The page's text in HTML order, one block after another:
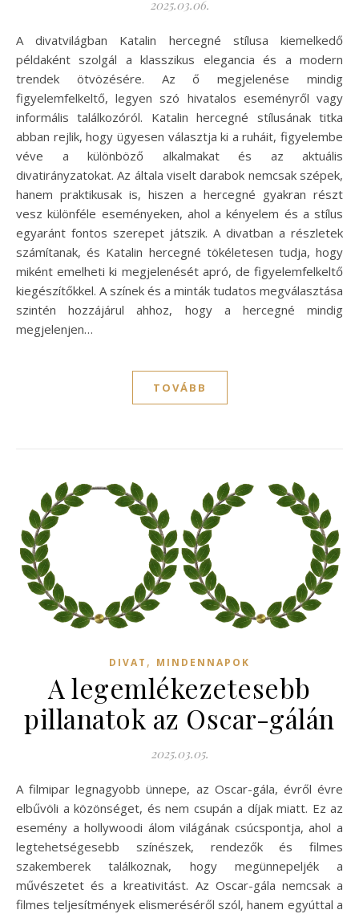
2025.03.06.
A divatvilágban Katalin hercegné stílusa kiemelkedő
példaként szolgál a klasszikus elegancia és a modern
trendek ötvözésére. Az ő megjelenése mindig
figyelemfelkeltő, legyen szó hivatalos eseményről vagy
informális találkozóról. Katalin hercegné stílusának titka
abban rejlik, hogy ügyesen választja ki a ruháit, figyelembe
véve a különböző alkalmakat és az aktuális
divatirányzatokat. Az általa viselt darabok nemcsak szépek,
hanem praktikusak is, hiszen a hercegné gyakran részt
vesz különféle eseményeken, ahol a kényelem és a stílus
egyaránt fontos szerepet játszik. A divatban a részletek
számítanak, és Katalin hercegné tökéletesen tudja, hogy
miként emelheti ki megjelenését apró, de figyelemfelkeltő
kiegészítőkkel. A színek és a minták tudatos megválasztása
szintén hozzájárul ahhoz, hogy a hercegné mindig
megjelenjen…
TOVÁBB
DIVAT , MINDENNAPOK
A legemlékezetesebb
pillanatok az Oscar-gálán
2025.03.05.
A filmipar legnagyobb ünnepe, az Oscar-gála, évről évre
elbűvöli a közönséget, és nem csupán a díjak miatt. Ez az
esemény a hollywoodi álom világának csúcspontja, ahol a
legtehetségesebb színészek, rendezők és filmes
szakemberek találkoznak, hogy megünnepeljék a
művészetet és a kreativitást. Az Oscar-gála nemcsak a
filmes teljesítmények elismeréséről szól, hanem egyúttal a